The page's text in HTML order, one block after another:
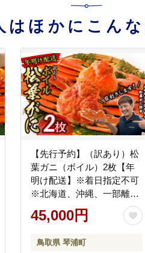
はほかにこん
【先行予約】（訳あり）松
葉ガニ（ボイル）2枚【年
明け配送】※着日指定不可
※北海道、沖縄、一部離島
への配送不可《ずわいが
に かに カニ 蟹》
45,000円
鳥取県 琴浦町